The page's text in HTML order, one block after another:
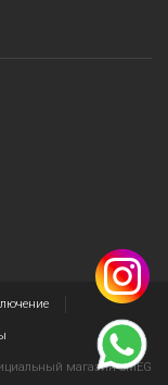
магазин SMEG